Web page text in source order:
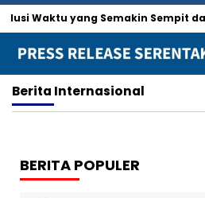
Waktu yang Semakin Sempit
Berita Internasional
BERITA POPULER